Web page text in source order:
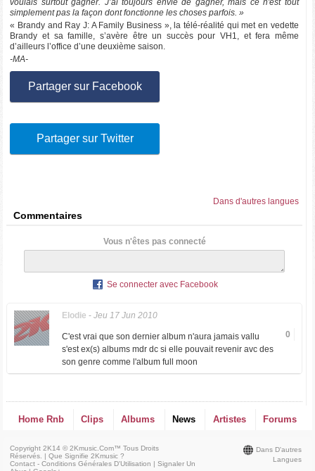
voulais surtout gagner. J’ai toujours envie de gagner, mais ce n'est tout
simplement pas la façon dont fonctionne les choses parfois. »
« Brandy and Ray J: A Family Business », la télé-réalité qui met en vedette
Brandy et sa famille, s’avère être un succès pour VH1, et fera même
d’ailleurs l’office d’une deuxième saison.
-MA-
Partager sur Facebook
Partager sur Twitter
Dans d'autres langues
Commentaires
Vous n'êtes pas connecté
Se connecter avec Facebook
Elodie - Jeu 17 Jun 2010
0
C'est vrai que son dernier album n'aura jamais vallu
s'est ex(s) albums mdr dc si elle pouvait revenir avc des
son genre comme l'album full moon
Home Rnb Clips Albums News Artistes Forums
Dans D'autres
Langues
Copyright 2K14 © 2Kmusic.com™Tous Droits
Réservés . |Que Signifie 2Kmusic ?
Contact - Conditions Générales D'Utilisation |Signaler Un